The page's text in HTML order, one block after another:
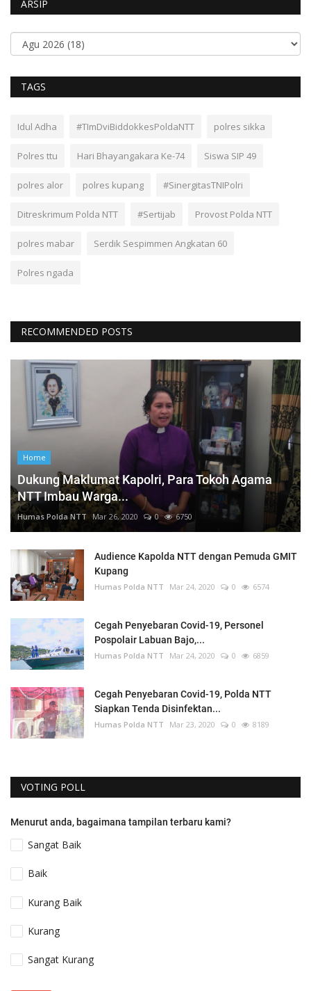
ARSIP
TAGS
Idul Adha #TImDviBiddokkesPoldaNTT polres sikka
Polres ttu Hari Bhayangakara Ke-74 Siswa SIP 49
polres alor polres kupang #SinergitasTNIPolri
Ditreskrimum Polda NTT #Sertijab Provost Polda NTT
polres mabar Serdik Sespimmen Angkatan 60
Polres ngada
RECOMMENDED POSTS
Home
Dukung Maklumat Kapolri, Para Tokoh Agama
NTT Imbau Warga...
Humas Polda NTT Mar 26, 2020 0 6750
Audience Kapolda NTT dengan Pemuda GMIT
Kupang
Humas Polda NTT Mar 24, 2020 0 6574
Cegah Penyebaran Covid-19, Personel
Pospolair Labuan Bajo,...
Humas Polda NTT Mar 24, 2020 0 6859
Cegah Penyebaran Covid-19, Polda NTT
Siapkan Tenda Disinfektan...
Humas Polda NTT Mar 23, 2020 0 8189
VOTING POLL
Menurut anda, bagaimana tampilan terbaru kami?
Sangat Baik
Baik
Kurang Baik
Kurang
Sangat Kurang